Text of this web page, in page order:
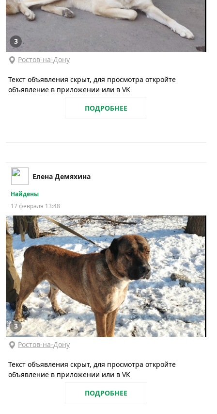
3
Ростов-на-Дону
Текст объявления скрыт, для просмотра откройте
объявление в приложении или в VK
ПОДРОБНЕЕ
Елена Демяхина
Найдены
17 февраля 13:48
3
Ростов-на-Дону
Текст объявления скрыт, для просмотра откройте
объявление в приложении или в VK
ПОДРОБНЕЕ